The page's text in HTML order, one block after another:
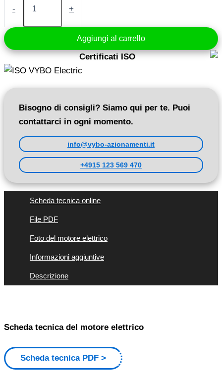
-
2,2
kW
400V
2855
giri/min
(1AL90L-
2)
+
Aggiungi al carrello
Certificati ISO
Bisogno di consigli? Siamo qui per te. Puoi
contattarci in ogni momento.
info@vybo-azionamenti.it
+4915 123 569 470
Scheda tecnica online
File PDF
Foto del motore elettrico
Informazioni aggiuntive
Descrizione
Scheda tecnica del motore elettrico
Scheda tecnica PDF